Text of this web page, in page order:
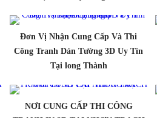
Đơn Vị Nhận Cung Cấp Và Thi
Công Tranh Dán Tường 3D Uy Tín
Tại long Thành
NƠI CUNG CẤP THI CÔNG